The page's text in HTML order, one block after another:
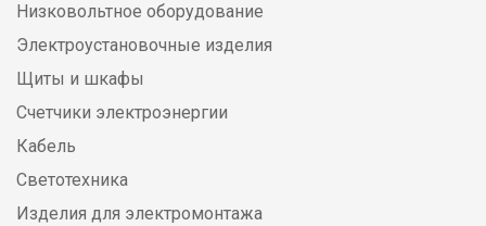
Низковольтное оборудование
Электроустановочные изделия
Щиты и шкафы
Счетчики электроэнергии
Кабель
Светотехника
Изделия для электромонтажа